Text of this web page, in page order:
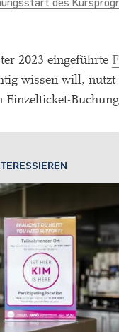
2023 eingeführte
wissen will, nutzt
Einzelticket-